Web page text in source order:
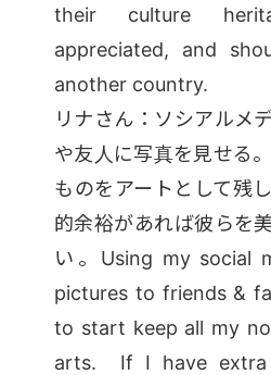
their culture
appreciated, and
another country.
リナさん：ソシアルメ
や友人に写真を見せる
ものをアートとして残
的余裕があれば彼らを
い。Using my social
pictures to friends &
to start keep all my
arts. If I have extra